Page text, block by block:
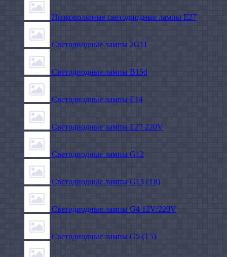
Низковольтные светодиодные лампы E27
Светодиодные лампы 2G11
Светодиодные лампы B15d
Светодиодные лампы E14
Светодиодные лампы E27 220V
Светодиодные лампы G12
Светодиодные лампы G13 (T8)
Светодиодные лампы G4 12V/220V
Светодиодные лампы G5 (T5)